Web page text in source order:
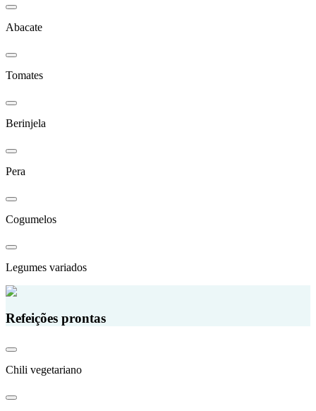
Abacate
Tomates
Berinjela
Pera
Cogumelos
Legumes variados
Refeições prontas
Chili vegetariano